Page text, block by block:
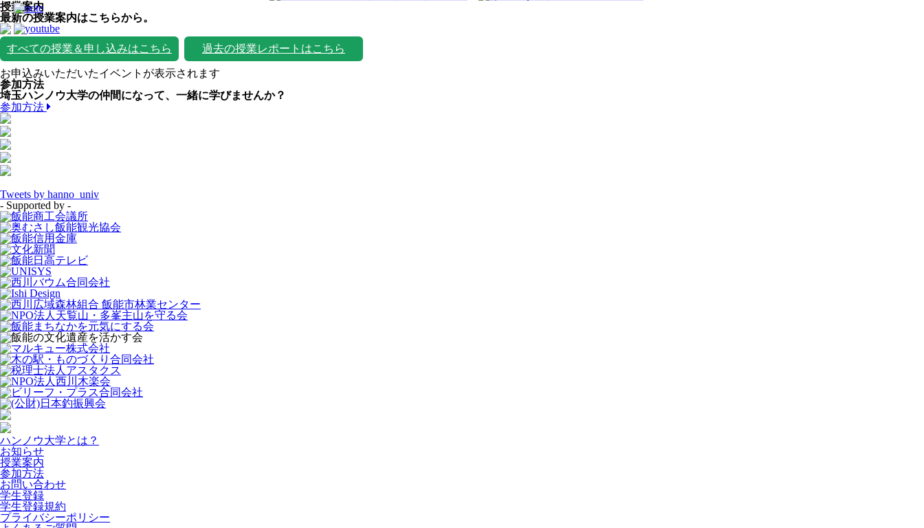
授業案内
最新の授業案内はこちらから。
すべての授業＆申し込みはこちら 過去の授業レポートはこちら
お申込みいただいたイベントが表示されます
参加方法
埼玉ハンノウ大学の仲間になって、一緒に学びませんか？
参加方法
Tweets by hanno_univ
- Supported by -
ハンノウ大学とは？
お知らせ
授業案内
参加方法
お問い合わせ
学生登録
学生登録規約
プライバシーポリシー